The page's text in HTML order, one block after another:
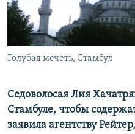
Русский
Все сайты Радио
Голубая мечеть, Cтамбул
Седоволосая Лия
Стамбуле, чтобы
заявила агентству